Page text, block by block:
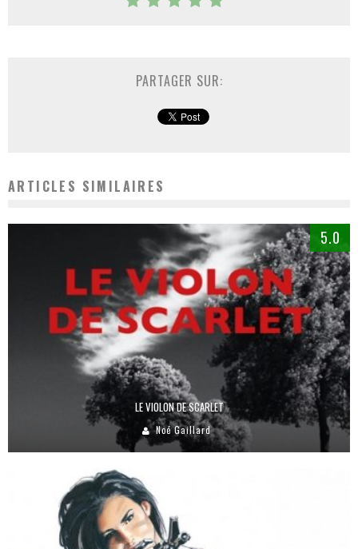
PARTAGER SUR:
ARTICLES SIMILAIRES
5.0
LE VIOLON DE SCARLET
Noé Gaillard